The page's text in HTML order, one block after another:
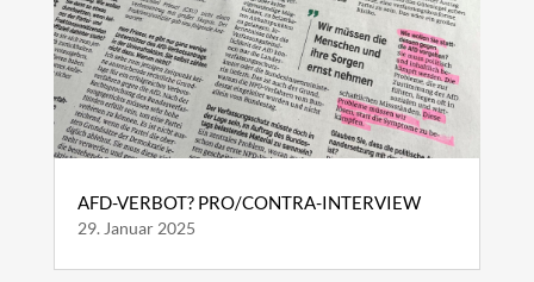
AFD-VERBOT? PRO/CONTRA-INTERVIEW
29. Januar 2025